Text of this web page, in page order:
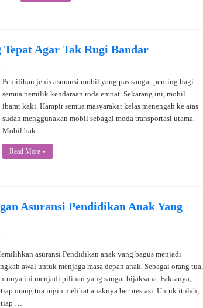
Agar Tak Rugi Bandar
Pemilihan jenis asuransi mobil yang pas sangat penting bagi
semua pemilik kendaraan roda empat. Sekarang ini, mobil
ibarat kaki. Hampir semua masyarakat kelas menengah ke atas
sudah menggunakan mobil sebagai moda transportasi utama.
Mobil bak …
Read More »
Asuransi Pendidikan Anak Yang
asuransi Pendidikan anak yang bagus menjadi
awal untuk menjaga masa depan anak. Sebagai orang tua,
ini menjadi pilihan yang sangat bijaksana. Faktanya,
orang tua ingin melihat anaknya berprestasi. Untuk itulah,
…